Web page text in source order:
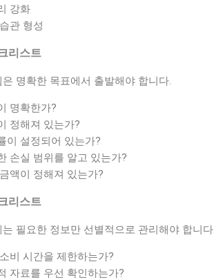
강화
관 형성
리스트
명확한 목표에서 출발해야 합니다.
명확한가?
정해져 있는가?
이 설정되어 있는가?
손실 범위를 알고 있는가?
액이 정해져 있는가?
리스트
필요한 정보만 선별적으로 관리해야 합니다.
비 시간을 제한하는가?
자료를 우선 확인하는가?